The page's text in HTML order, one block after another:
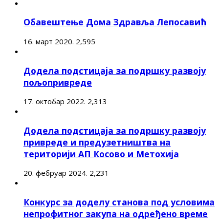
Обавештење Дома Здравља Лепосавић
16. март 2020. 2,595
Додела подстицаја за подршку развоју
пољопривреде
17. октобар 2022. 2,313
Додела подстицаја за подршку развоју
привреде и предузетништва на
територији АП Косово и Метохија
20. фебруар 2024. 2,231
Конкурс за доделу станова под условима
непрофитног закупа на одређено време